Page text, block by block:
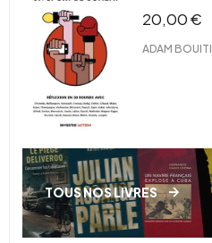
20,00€
ADAM BOUITI
TOUS NOS LIVRES